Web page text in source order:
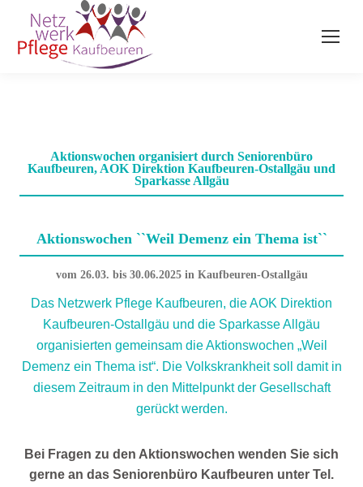
Aktionswochen organisiert durch Seniorenbüro
Kaufbeuren, AOK Direktion Kaufbeuren-Ostallgäu und
Sparkasse Allgäu
Aktionswochen ``Weil Demenz ein Thema ist``
vom 26.03. bis 30.06.2025 in Kaufbeuren-Ostallgäu
Das Netzwerk Pflege Kaufbeuren, die AOK Direktion
Kaufbeuren-Ostallgäu und die Sparkasse Allgäu
organisierten gemeinsam die Aktionswochen „Weil
Demenz ein Thema ist“. Die Volkskrankheit soll damit in
diesem Zeitraum in den Mittelpunkt der Gesellschaft
gerückt werden.
Bei Fragen zu den Aktionswochen wenden Sie sich
gerne an das Seniorenbüro Kaufbeuren unter Tel.